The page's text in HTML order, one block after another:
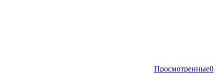
Просмотренные0